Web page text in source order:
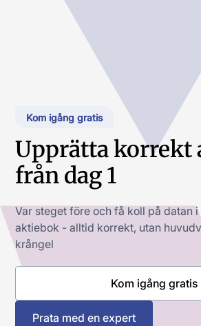
Kom igång gratis
Upprätta korrekt
från dag 1
Var steget före och få koll på datan
aktiebok - alltid korrekt, utan
krångel
Kom igång gratis
Prata med en expert